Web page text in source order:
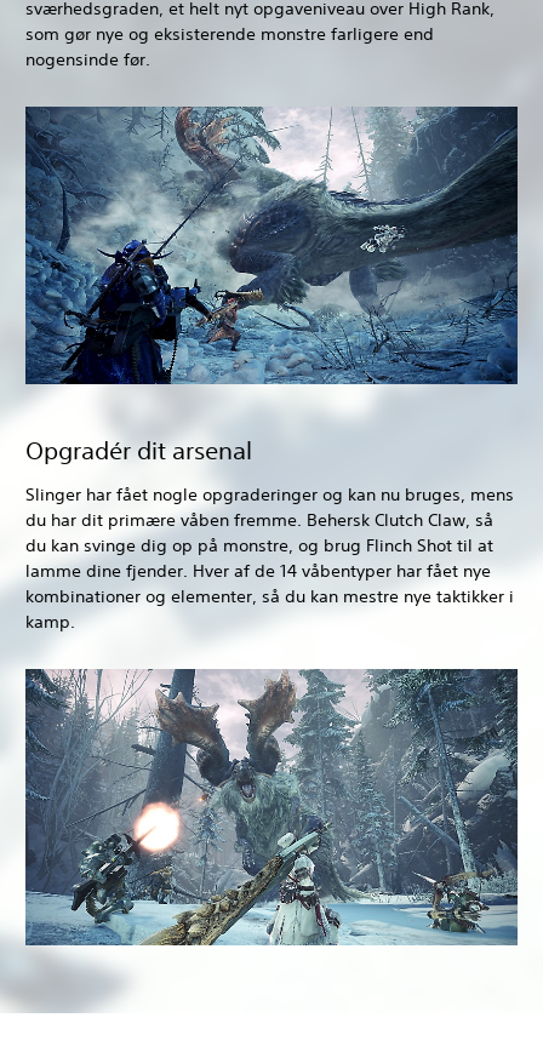
sværhedsgraden, et helt nyt opgaveniveau over High Rank,
som gør nye og eksisterende monstre farligere end
nogensinde før.
Opgradér dit arsenal
Slinger har fået nogle opgraderinger og kan nu bruges, mens
du har dit primære våben fremme. Behersk Clutch Claw, så
du kan svinge dig op på monstre, og brug Flinch Shot til at
lamme dine fjender. Hver af de 14 våbentyper har fået nye
kombinationer og elementer, så du kan mestre nye taktikker i
kamp.